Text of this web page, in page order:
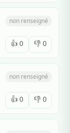
non renseigné
👍 0 👎 0
non renseigné
👍 0 👎 0